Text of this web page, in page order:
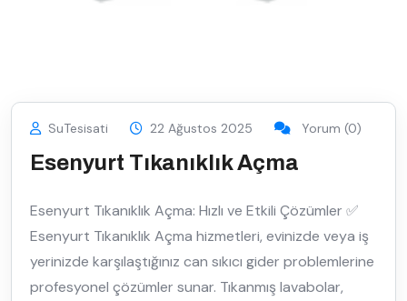
SuTesisati 22 Ağustos 2025 Yorum (0)
Esenyurt Tıkanıklık Açma
Esenyurt Tıkanıklık Açma: Hızlı ve Etkili Çözümler ✅
Esenyurt Tıkanıklık Açma hizmetleri, evinizde veya iş
yerinizde karşılaştığınız can sıkıcı gider problemlerine
profesyonel çözümler sunar. Tıkanmış lavabolar,